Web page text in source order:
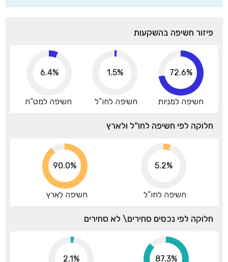
פיזור חשיפה בהשקעות
72.6%
חשיפה למניות
1.5%
חשיפה לחו”ל
6.4%
חשיפה למט”ח
חלוקה לפי חשיפה לחו”ל ולארץ
5.2%
חשיפה לחו”ל
94.7%
חשיפה לארץ
חלוקה לפי נכסים סחירים\ לא סחירים
96.2%
2.1%